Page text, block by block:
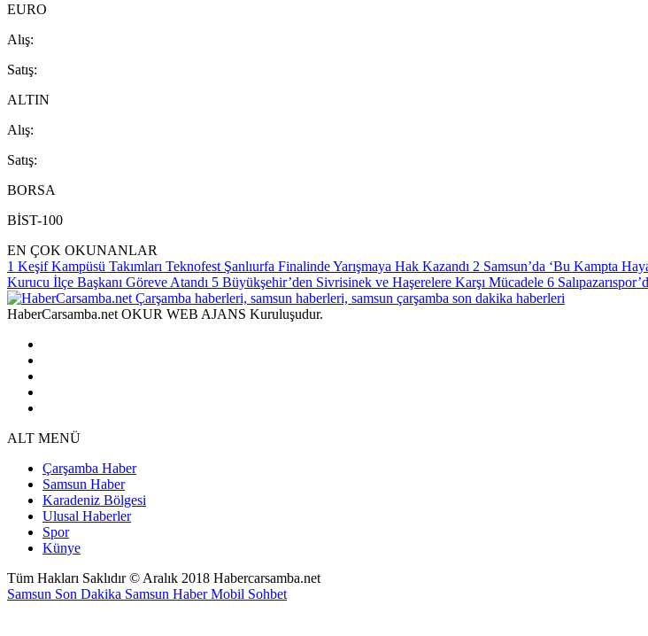
EURO
Alış:
Satış:
ALTIN
Alış:
Satış:
BORSA
BİST-100
EN ÇOK OKUNANLAR
1 Keşif Kampüsü Takımları Teknofest Şanlıurfa Finalinde Yarışmaya Hak Kazandı 2 Samsun’da ‘Bu Kampta
Kurucu İlçe Başkanı Göreve Atandı 5 Büyükşehir’den Sivrisinek ve Haşerelere Karşı Mücadele 6
HaberCarsamba.net OKUR WEB AJANS Kuruluşudur.
ALT MENÜ
Çarşamba Haber
Samsun Haber
Karadeniz Bölgesi
Ulusal Haberler
Spor
Künye
Tüm Hakları Saklıdır © Aralık 2018 Habercarsamba.net
Samsun Son Dakika Samsun HaberMobil Sohbet